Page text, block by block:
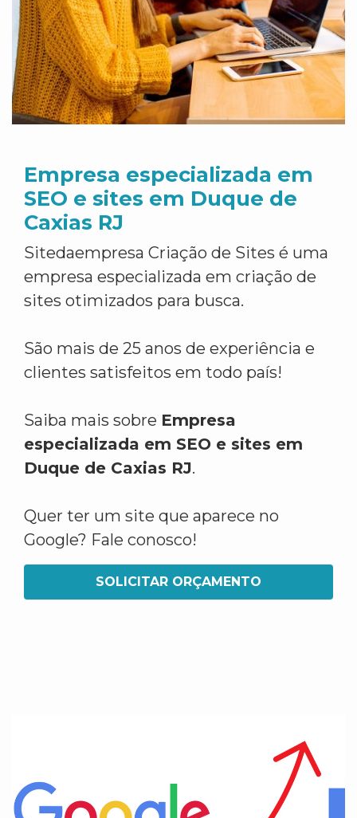
Empresa especializada em
SEO e sites em Duque de
Caxias RJ
Sitedaempresa Criação de Sites é uma
empresa especializada em criação de
sites otimizados para busca.
São mais de 25 anos de experiência e
clientes satisfeitos em todo país!
Saiba mais sobre Empresa
especializada em SEO e sites em
Duque de Caxias RJ.
Quer ter um site que aparece no
Google? Fale conosco!
SOLICITAR ORÇAMENTO